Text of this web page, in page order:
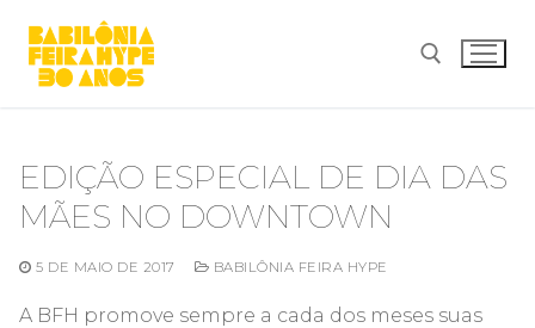
para
EDIÇÃO ESPECIAL DE DIA DAS
MÃES NO DOWNTOWN
5 DE MAIO DE 2017 BABILÔNIA FEIRA HYPE
A BFH promove sempre a cada dos meses suas